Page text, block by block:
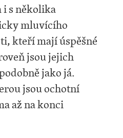
i s několika
mluvícího
kteří mají úspěšné
jsou jejich
jako já.
jsou ochotní
až na konci